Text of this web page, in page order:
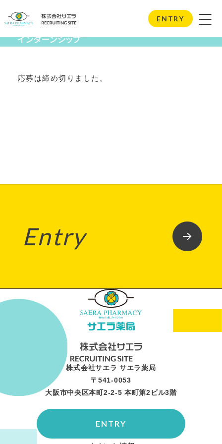
ENTRY
Internship
インターンシップ
応募は締め切りました。
Entry
株式会社サエラ サエラ薬局
〒541-0053
大阪市中央区本町2-2-5 本町第2ビル3階
ENTRY